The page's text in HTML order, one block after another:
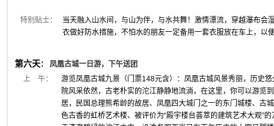
特别贴士：
当天融入山水间，与山为伴，与水共舞！激情漂流，穿越瀑布会
衣做好防水措施，不怕水的朋友一定备用一套衣服放在车上，以
第六天：
凤凰古城一日游，下午送团
上 午：
游览凤凰古城九景（门票148元含）：凤凰古城风景秀丽，历史
院风采依然，古老朴实的沱江静静地流淌，在这里，你可以游览
居，民国总理熊希龄的故居、凤凰四大城门之一的东门城楼、古
色古香的虹桥艺术楼、被评价为“殿宇楼台荟萃的建筑艺术大观”